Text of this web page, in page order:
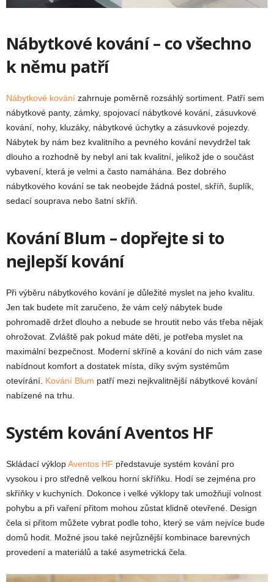
Nábytkové kování – co všechno
k němu patří
Nábytkové kování zahrnuje poměrně rozsáhlý sortiment. Patří sem
nábytkové panty, zámky, spojovací nábytkové kování, zásuvkové
kování, nohy, kluzáky, nábytkové úchytky a zásuvkové pojezdy.
Nábytek by nám bez kvalitního a pevného kování nevydržel tak
dlouho a rozhodně by nebyl ani tak kvalitní, jelikož jde o součást
vybavení, která je velmi a často namáhána. Bez dobrého
nábytkového kování se tak neobejde žádná postel, skříň, šuplík,
sedací souprava nebo šatní skříň.
Kování Blum – dopřejte si to
nejlepší kování
Při výběru nábytkového kování je důležité myslet na jeho kvalitu.
Jen tak budete mít zaručeno, že vám celý nábytek bude
pohromadě držet dlouho a nebude se hroutit nebo vás třeba nějak
ohrožovat. Zvláště pak pokud máte děti, je potřeba myslet na
maximální bezpečnost. Moderní skříně a kování do nich vám zase
nabídnout komfort a dostatek místa, díky svým systémům
otevírání. Kování Blum patří mezi nejkvalitnější nábytkové kování
nabízené na trhu.
Systém kování Aventos HF
Skládací výklopAventos HF představuje systém kování pro
vysokou i pro středně velkou horní skříňku. Hodí se zejména pro
skříňky v kuchyních. Dokonce i velké výklopy tak umožňují volnost
pohybu a při vaření přitom mohou zůstat klidně otevřené. Design
čela si přitom můžete vybrat podle toho, který se vám nejvíce bude
domů hodit. Možné jsou také nejrůznější kombinace barevných
provedení a materiálů a také asymetrická čela.